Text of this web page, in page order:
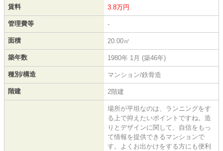
賃料 3.8万円
管理費等 -
面積 20.00㎡
築年数 1980年 1月 (築46年)
種別/構造 マンション/鉄骨造
階建 2階建
場所が平坦なのは、ランニングをす
る上で抑えたいポイントですね。造
りとデザインに関して、自信をもっ
て情報を提供できるマンションで
す。よくお出かけをする方にも便利